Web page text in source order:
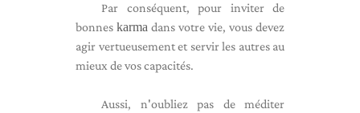
Par conséquent, pour inviter de
bonnes karma dans votre vie, vous devez
agir vertueusement et servir les autres au
mieux de vos capacités.
Aussi, n'oubliez pas de méditer